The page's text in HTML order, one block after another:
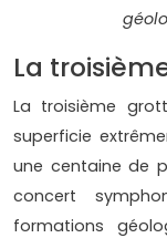
La
La troisième
superficie
une centaine de
concert
formations